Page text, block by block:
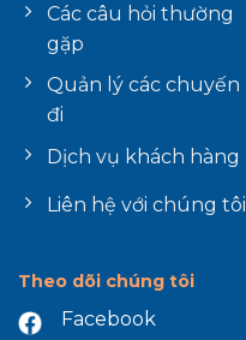
Các câu hỏi thường
gặp
Quản lý các chuyến
đi
Dịch vụ khách hàng
Liên hệ với chúng tôi
Theo dõi chúng tôi
Facebook